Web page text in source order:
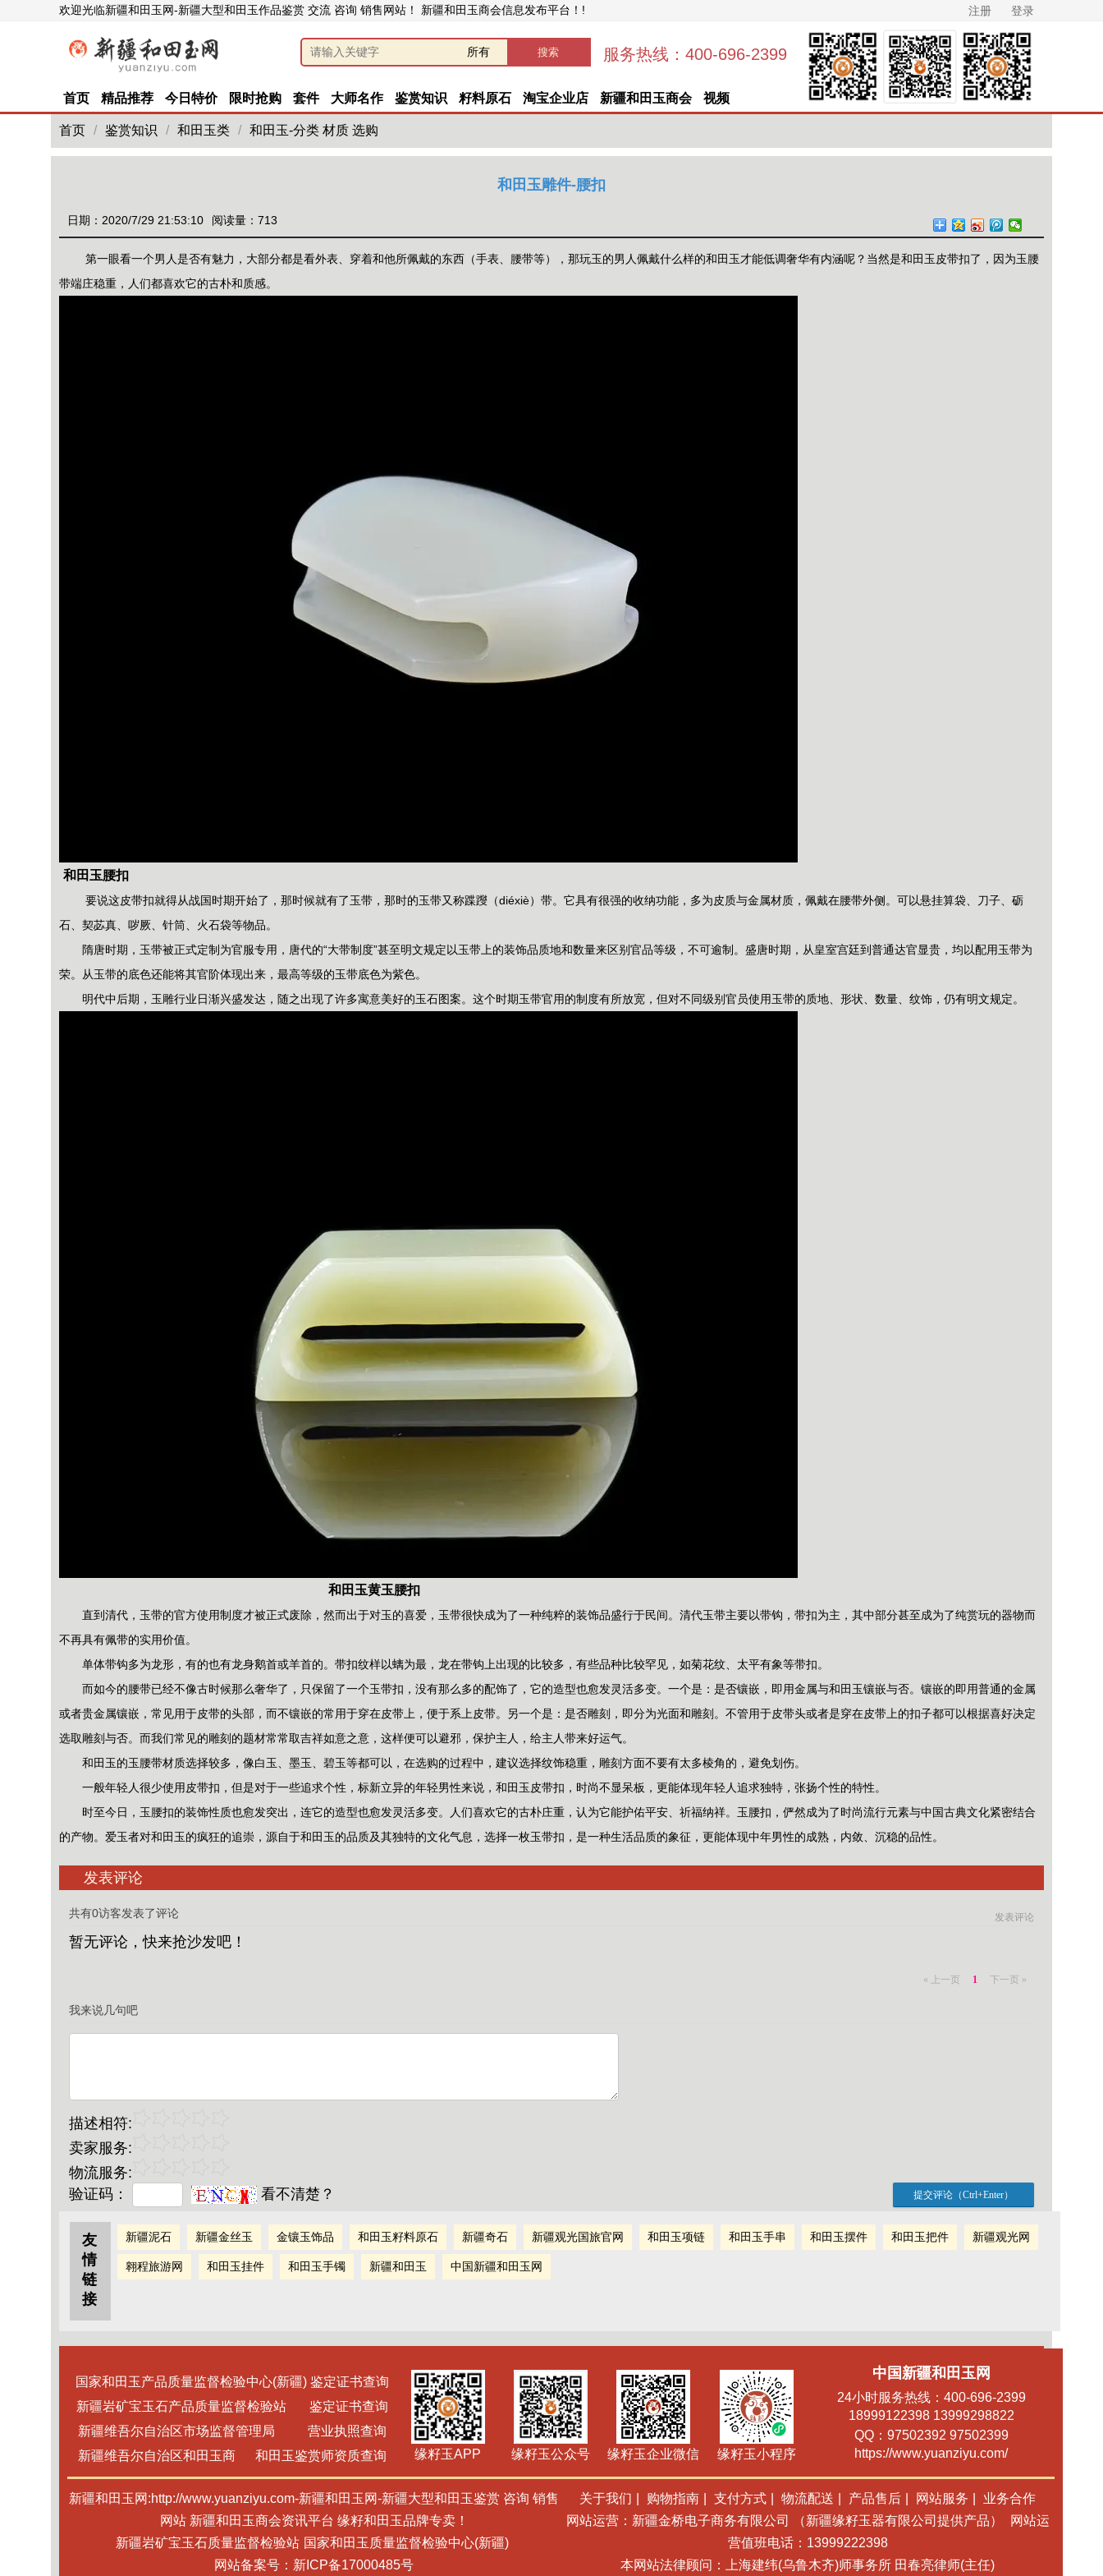
欢迎光临新疆和田玉网-新疆大型和田玉作品鉴赏 交流 咨询 销售网站！ 新疆和田玉商会信息发布平台！! 注册 登录
服务热线：400-696-2399
首页 精品推荐 今日特价 限时抢购 套件 大师名作 鉴赏知识 籽料原石 淘宝企业店 新疆和田玉商会 视频
首页 / 鉴赏知识 / 和田玉类 / 和田玉-分类 材质 选购
和田玉雕件-腰扣
日期：2020/7/29 21:53:10 阅读量：713
第一眼看一个男人是否有魅力，大部分都是看外表、穿着和他所佩戴的东西（手表、腰带等），那玩玉的男人佩戴什么样的和田玉才能低调奢华有内涵呢？ 当然是和田玉皮带扣了，因为玉腰
带端庄稳重，人们都喜欢它的古朴和质感。
和田玉腰扣
要说这皮带扣就得从战国时期开始了，那时候就有了玉带，那时的玉带又称蹀躞（diéxiè）带。它具有很强的收纳功能，多为皮质与金属材质，佩戴在腰带外侧。可以悬挂算袋、刀子、砺
石、契苾真、哕厥、针筒、火石袋等物品。
隋唐时期，玉带被正式定制为官服专用，唐代的“大带制度”甚至明文规定以玉带上的装饰品质地和数量来区别官品等级，不可逾制。盛唐时期，从皇室宫廷到普通达官显贵，均以配用玉带为
荣。从玉带的底色还能将其官阶体现出来，最高等级的玉带底色为紫色。
明代中后期，玉雕行业日渐兴盛发达，随之出现了许多寓意美好的玉石图案。这个时期玉带官用的制度有所放宽，但对不同级别官员使用玉带的质地、形状、数量、纹饰，仍有明文规定。
和田玉黄玉腰扣
直到清代，玉带的官方使用制度才被正式废除，然而出于对玉的喜爱，玉带很快成为了一种纯粹的装饰品盛行于民间。清代玉带主要以带钩，带扣为主，其中部分甚至成为了纯赏玩的器物而
不再具有佩带的实用价值。
单体带钩多为龙形，有的也有龙身鹅首或羊首的。带扣纹样以螭为最，龙在带钩上出现的比较多，有些品种比较罕见，如菊花纹、太平有象等带扣。
而如今的腰带已经不像古时候那么奢华了，只保留了一个玉带扣，没有那么多的配饰了，它的造型也愈发灵活多变。 一个是：是否镶嵌，即用金属与和田玉镶嵌与否。镶嵌的即用普通的金属
或者贵金属镶嵌，常见用于皮带的头部，而不镶嵌的常用于穿在皮带上，便于系上皮带。
另一个是：是否雕刻，即分为光面和雕刻。不管用于皮带头或者是穿在皮带上的扣子都可以根据喜好决定
选取雕刻与否。而我们常见的雕刻的题材常常取吉祥如意之意，这样便可以避邪，保护主人，给主人带来好运气。
和田玉的玉腰带材质选择较多，像白玉、墨玉、碧玉等都可以，在选购的过程中，建议选择纹饰稳重，雕刻方面不要有太多棱角的，避免划伤。
一般年轻人很少使用皮带扣，但是对于一些追求个性，标新立异的年轻男性来说，和田玉皮带扣，时尚不显呆板，更能体现年轻人追求独特，张扬个性的特性。
时至今日，玉腰扣的装饰性质也愈发突出，连它的造型也愈发灵活多变。人们喜欢它的古朴庄重，认为它能护佑平安、祈福纳祥。玉腰扣，俨然成为了时尚流行元素与中国古典文化紧密结合
的产物。爱玉者对和田玉的疯狂的追崇，源自于和田玉的品质及其独特的文化气息，选择一枚玉带扣，是一种生活品质的象征，更能体现中年男性的成熟，内敛、沉稳的品性。
发表评论
发表评论
共有0访客发表了评论
暂无评论，快来抢沙发吧！
« 上一页 1 下一页 »
我来说几句吧
描述相符:
卖家服务:
物流服务:
验证码：
看不清楚？
友
情
链
接
新疆泥石 新疆金丝玉 金镶玉饰品 和田玉籽料原石 新疆奇石 新疆观光国旅官网 和田玉项链 和田玉手串 和田玉摆件 和田玉把件 新疆观光网
翱程旅游网 和田玉挂件 和田玉手镯 新疆和田玉 中国新疆和田玉网
国家和田玉产品质量监督检验中心(新疆) 鉴定证书查询
新疆岩矿宝玉石产品质量监督检验站 鉴定证书查询
新疆维吾尔自治区市场监督管理局 营业执照查询
新疆维吾尔自治区和田玉商 和田玉鉴赏师资质查询
缘籽玉APP 缘籽玉公众号 缘籽玉企业微信 缘籽玉小程序
中国新疆和田玉网
24小时服务热线： 400-696-2399
18999122398 13999298822
QQ： 97502392 97502399
https://www.yuanziyu.com/
新疆和田玉网:http://www.yuanziyu.com-新疆和田玉网-新疆大型和田玉鉴赏 咨询 销售
网站 新疆和田玉商会资讯平台 缘籽和田玉品牌专卖！
新疆岩矿宝玉石质量监督检验站 国家和田玉质量监督检验中心(新疆)
网站备案号：新ICP备17000485号
关于我们 购物指南 支付方式 物流配送 产品售后 网站服务
业务合作
网站运营：新疆金桥电子商务有限公司 （新疆缘籽玉器有限公司提供产品）
网站运
营值班电话：13999222398
本网站法律顾问：上海建纬(乌鲁木齐)师事务所 田春亮律师(主任)